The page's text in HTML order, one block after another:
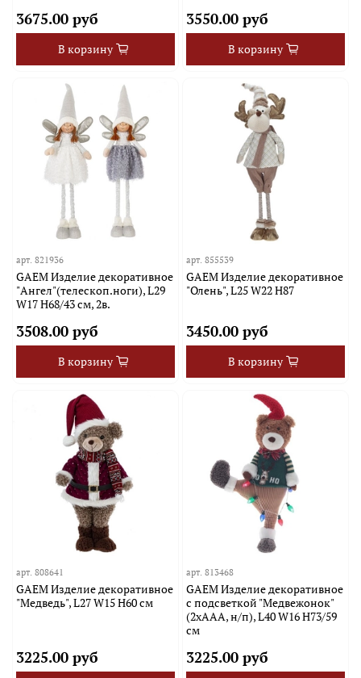
3675.00 руб
В корзину
3550.00 руб
В корзину
арт.821936
GAEM Изделие декоративное
"Ангел"(телескоп.ноги), L29
W17 H68/43 см, 2в.
3508.00 руб
В корзину
арт. 855539
GAEM Изделие декоративное
"Олень", L25 W22 H87
3450.00 руб
В корзину
арт.808641
GAEM Изделие декоративное
"Медведь", L27 W15 H60 см
3225.00 руб
арт. 813468
GAEM Изделие декоративное
с подсветкой "Медвежонок"
(2хААА, н/п), L40 W16 H73/59
см
3225.00 руб